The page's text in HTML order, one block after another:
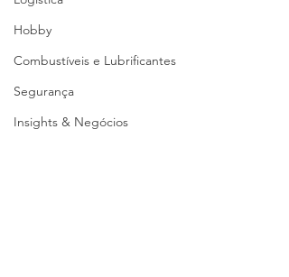
Hobby
Combustíveis e Lubrificantes
Segurança
Insights & Negócios